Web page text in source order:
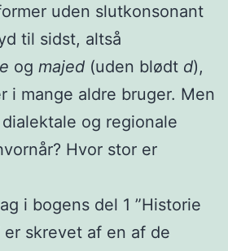
uden slutkonsonant
til sidst, altså
og majed (uden blødt d),
i mange aldre bruger. Men
og regionale
Hvor stor er
i bogens del 1 ”Historie
er skrevet af en af de